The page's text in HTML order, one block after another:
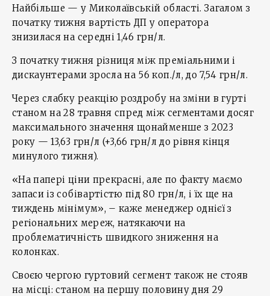
Найбільше — у Миколаївській області. Загалом з
початку тижня вартість ДП у оператора
знизилася на середні 1,46 грн/л.
З початку тижня різниця між преміальними і
дискаунтерами зросла на 56 коп./л, до 7,54 грн/л.
Через слабку реакцію роздробу на зміни в гурті
станом на 28 травня спред між сегментами досяг
максимального значення щонайменше з 2023
року — 13,63 грн/л (+3,66 грн/л до рівня кінця
минулого тижня).
«На папері ціни прекрасні, але по факту маємо
запаси із собівартістю під 80 грн/л, і їх ще на
тиждень мінімум», – каже менеджер однієї з
регіональних мереж, натякаючи на
проблематичність швидкого зниження на
колонках.
Своєю чергою гуртовий сегмент також не стояв
на місці: станом на першу половину дня 29